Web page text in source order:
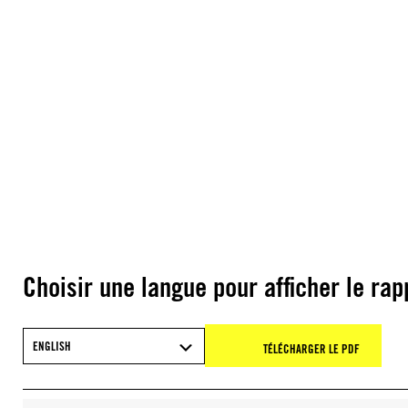
Choisir une langue pour afficher le
ENGLISH TÉLÉCHARGER LE PDF